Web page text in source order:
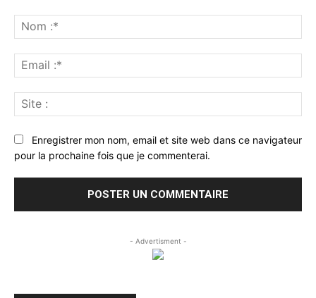
:*
:*
:
Enregistrer mon nom, email et site web dans ce navigateur
pour la prochaine fois que je commenterai.
- Advertisment -